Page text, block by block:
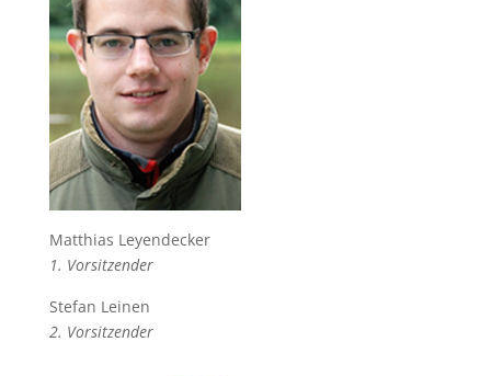
Matthias Leyendecker
1. Vorsitzender
Stefan Leinen
2. Vorsitzender